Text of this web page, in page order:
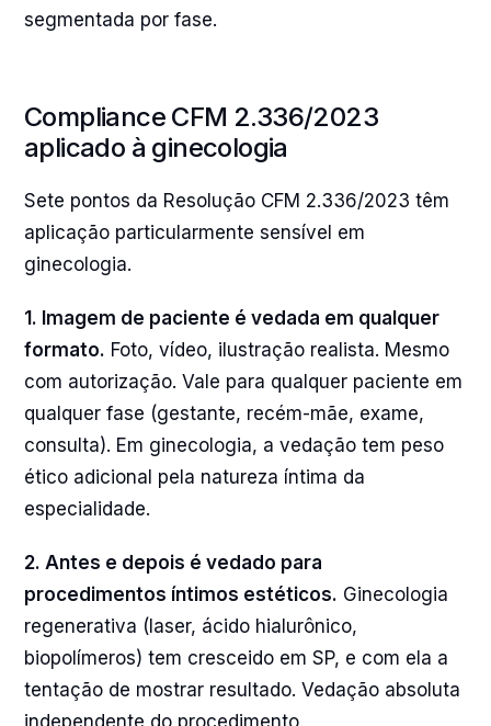
segmentada por fase.
Compliance CFM 2.336/2023
aplicado à ginecologia
Sete pontos da Resolução CFM 2.336/2023 têm
aplicação particularmente sensível em
ginecologia.
1. Imagem de paciente é vedada em qualquer
formato. Foto, vídeo, ilustração realista. Mesmo
com autorização. Vale para qualquer paciente em
qualquer fase (gestante, recém-mãe, exame,
consulta). Em ginecologia, a vedação tem peso
ético adicional pela natureza íntima da
especialidade.
2. Antes e depois é vedado para
procedimentos íntimos estéticos. Ginecologia
regenerativa (laser, ácido hialurônico,
biopolímeros) tem cresceido em SP, e com ela a
tentação de mostrar resultado. Vedação absoluta
independente do procedimento.